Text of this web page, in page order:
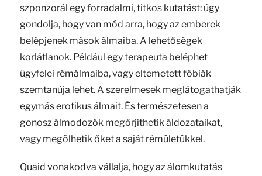
szponzorál egy forradalmi, titkos kutatást: úgy
gondolja, hogy van mód arra, hogy az emberek
belépjenek mások álmaiba. A lehetőségek
korlátlanok. Például egy terapeuta beléphet
ügyfelei rémálmaiba, vagy eltemetett fóbiák
szemtanúja lehet. A szerelmesek meglátogathatják
egymás erotikus álmait. És természetesen a
gonosz álmodozók megőrjíthetik áldozataikat,
vagy megölhetik őket a saját rémületükkel.
Quaid vonakodva vállalja, hogy az álomkutatás